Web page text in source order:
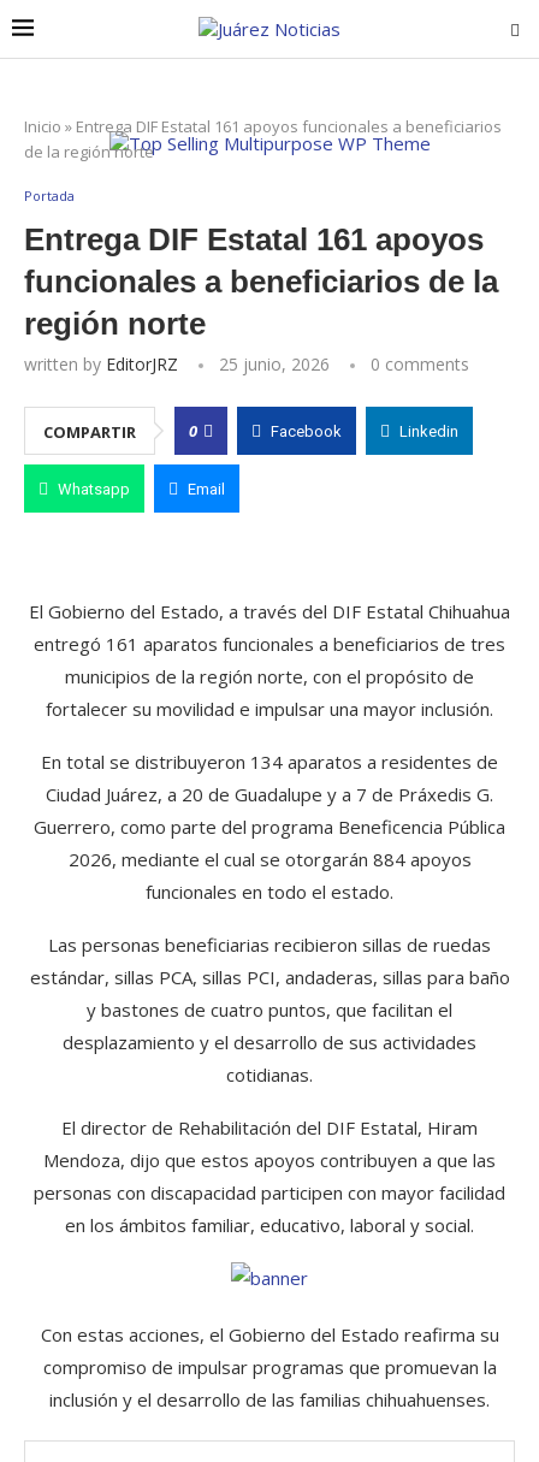
Inicio » Entrega DIF Estatal 161 apoyos funcionales a beneficiarios
de la región norte
Portada
Entrega DIF Estatal 161 apoyos
funcionales a beneficiarios de la
región norte
written by EditorJRZ 25 junio, 2026 0 comments
COMPARTIR 0 Facebook Linkedin
Whatsapp Email
El Gobierno del Estado, a través del DIF Estatal Chihuahua
entregó 161 aparatos funcionales a beneficiarios de tres
municipios de la región norte, con el propósito de
fortalecer su movilidad e impulsar una mayor inclusión.
En total se distribuyeron 134 aparatos a residentes de
Ciudad Juárez, a 20 de Guadalupe y a 7 de Práxedis G.
Guerrero, como parte del programa Beneficencia Pública
2026, mediante el cual se otorgarán 884 apoyos
funcionales en todo el estado.
Las personas beneficiarias recibieron sillas de ruedas
estándar, sillas PCA, sillas PCI, andaderas, sillas para baño
y bastones de cuatro puntos, que facilitan el
desplazamiento y el desarrollo de sus actividades
cotidianas.
El director de Rehabilitación del DIF Estatal, Hiram
Mendoza, dijo que estos apoyos contribuyen a que las
personas con discapacidad participen con mayor facilidad
en los ámbitos familiar, educativo, laboral y social.
Con estas acciones, el Gobierno del Estado reafirma su
compromiso de impulsar programas que promuevan la
inclusión y el desarrollo de las familias chihuahuenses.